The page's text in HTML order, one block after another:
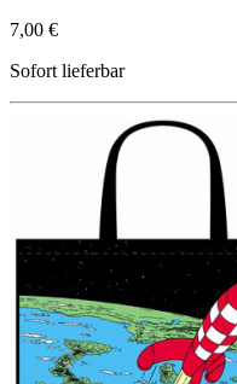
7,00 €
Sofort lieferbar